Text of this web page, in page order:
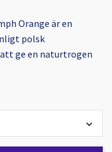
Orange är en
polsk
ge en naturtrogen